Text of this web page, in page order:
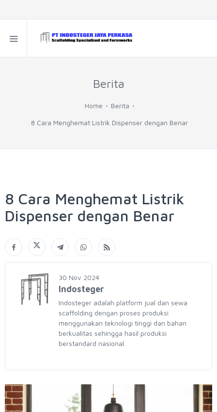
Berita
Home Berita
8 Cara Menghemat Listrik Dispenser dengan Benar
8 Cara Menghemat Listrik
Dispenser dengan Benar
30 Nov 2024
Indosteger
Indosteger adalah platform jual dan sewa
scaffolding dengan proses produksi
menggunakan teknologi tinggi dan bahan
berkualitas sehingga hasil produksi
berstandard nasional.